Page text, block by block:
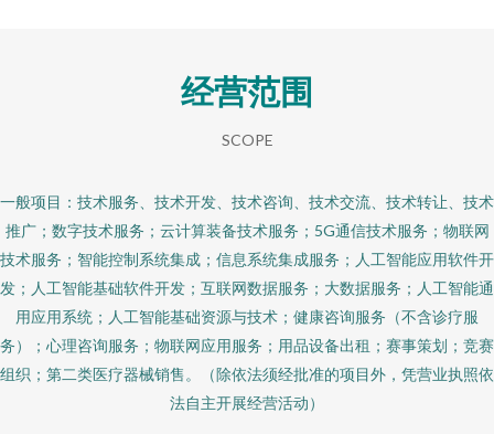
经营范围
SCOPE
一般项目：技术服务、技术开发、技术咨询、技术交流、技术转让、技术
推广；数字技术服务；云计算装备技术服务；5G通信技术服务；物联网
技术服务；智能控制系统集成；信息系统集成服务；人工智能应用软件开
发；人工智能基础软件开发；互联网数据服务；大数据服务；人工智能通
用应用系统；人工智能基础资源与技术；健康咨询服务（不含诊疗服
务）；心理咨询服务；物联网应用服务；用品设备出租；赛事策划；竞赛
组织；第二类医疗器械销售。（除依法须经批准的项目外，凭营业执照依
法自主开展经营活动）